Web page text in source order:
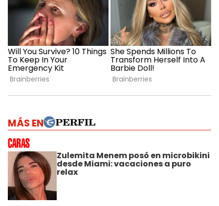
MÁS EN
Zulemita Menem posó en microbikini
desde Miami: vacaciones a puro
relax